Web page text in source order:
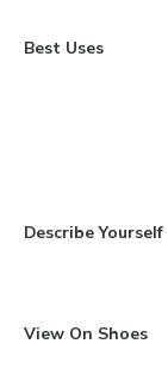
Best Uses
Describe Yourself
View On Shoes